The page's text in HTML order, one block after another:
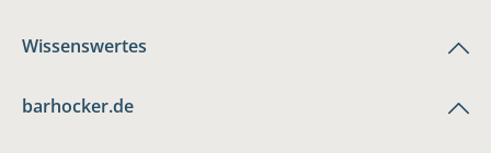
Wissenswertes
barhocker.de